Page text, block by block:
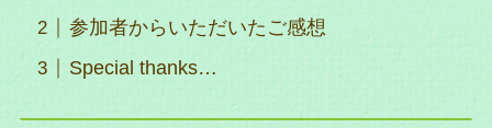
参加者からいただいたご感想
Special thanks…